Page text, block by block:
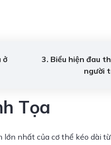
ở
3. Biểu hiện đau
người
Tọa
nhất của cơ thể kéo dài